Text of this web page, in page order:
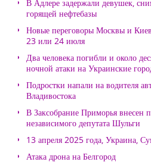
В Адлере задержали девушек,
горящей нефтебазы
Новые переговоры Москвы и
23 или 24 июля
Два человека погибли и около
ночной атаки на Украинские
Подростки напали на водителя
Владивостока
В Заксобрание Приморья внесен
независимого депутата Шульги
13 апреля 2025 года, Украина,
Атака дрона на Белгород